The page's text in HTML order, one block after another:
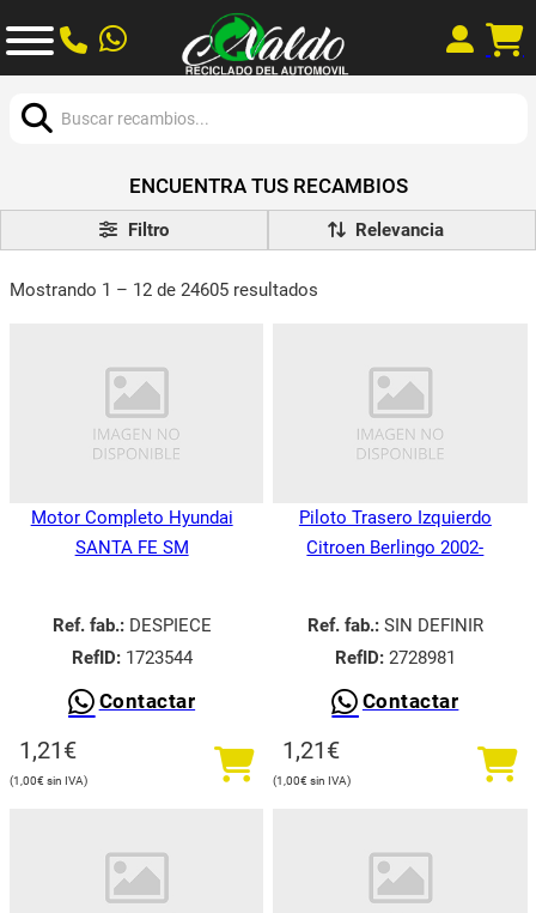
ENCUENTRA TUS RECAMBIOS
Filtro
Mostrando 1 – 12 de 24605 resultados
Motor Completo Hyundai
SANTA FE SM
Ref. fab.:DESPIECE
RefID:1723544
Contactar
1,21€
1,00€
Piloto Trasero Izquierdo
Citroen Berlingo 2002-
Ref. fab.:SIN DEFINIR
RefID:2728981
Contactar
1,21€
1,00€